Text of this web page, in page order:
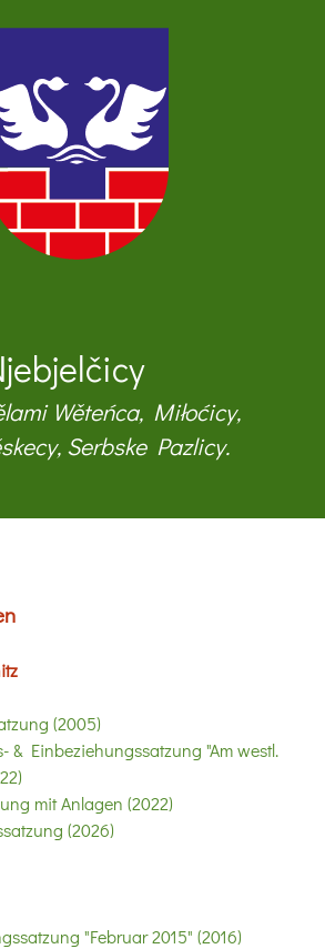
Wěteńca, Miłoćicy,
Serbske Pazlicy.
(2005)
& Einbeziehungssatzung "Am westl.
mit Anlagen (2022)
(2026)
"Februar 2015" (2016)